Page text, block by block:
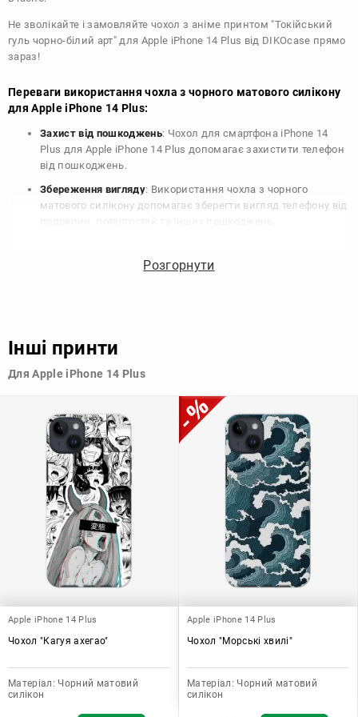
Не зволікайте і замовляйте чохол з аніме принтом "Токійський
гуль чорно-білий арт" для Apple iPhone 14 Plus від DIKOcase прямо
зараз!
Переваги використання чохла з чорного матового силікону
для Apple iPhone 14 Plus:
Захист від пошкоджень: Чохол для смартфона iPhone 14
Plus для Apple iPhone 14 Plus допомагає захистити телефон
від пошкоджень.
Збереження вигляду: Використання чохла з чорного
матового силікону допомагає зберегти вигляд телефону від
для Apple iPhone 14 Plus допомагає зберегти цінність
дозволяє підібрати той, що найбільше відповідає вашому
допомагає захистити ваш пристрій, зберегти його цінність і
додати зручності в користуванні.
Розгорнути
Інші принти
Для Apple iPhone 14 Plus
Apple iPhone 14 Plus
Чохол "Кагуя ахегао"
Матеріал: Чорний матовий
силікон
Apple iPhone 14 Plus
Чохол "Морські хвилі"
Матеріал: Чорний матовий
силікон